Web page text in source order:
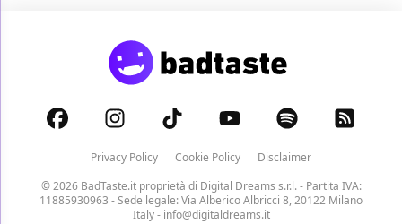
Privacy Policy Cookie Policy
Disclaimer
© 2026 BadTaste.it proprietà di Digital Dreams s.r.l.- Partita IVA:
11885930963 - Sede legale: Via Alberico Albricci 8, 20122 Milano
Italy - info@digitaldreams.it